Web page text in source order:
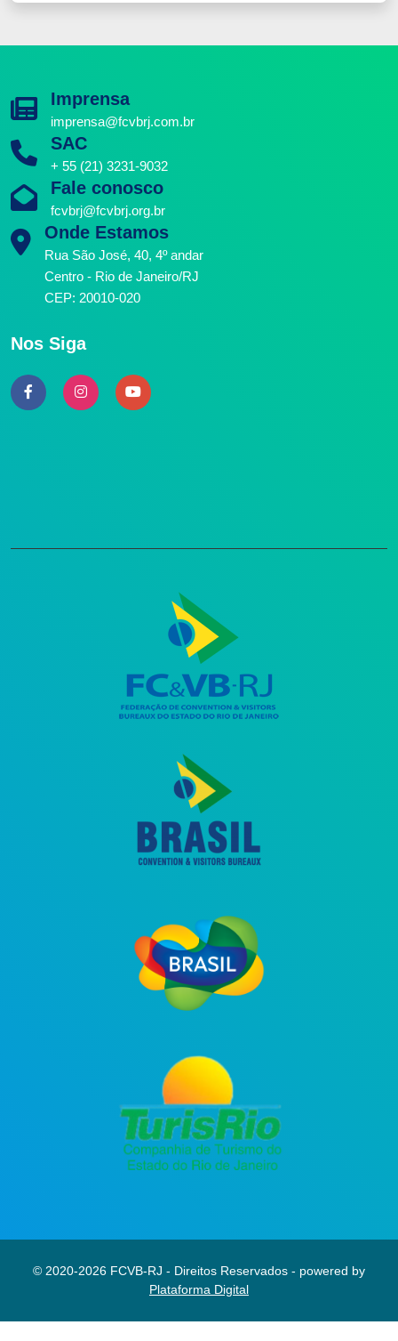
Imprensa
imprensa@fcvbrj.com.br
SAC
+ 55 (21) 3231-9032
Fale conosco
fcvbrj@fcvbrj.org.br
Onde Estamos
Rua São José, 40, 4º andar
Centro - Rio de Janeiro/RJ
CEP: 20010-020
Nos Siga
© 2020-2026 FCVB-RJ - Direitos Reservados - powered by
Plataforma Digital